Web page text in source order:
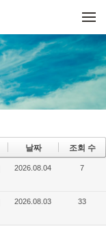
날짜 조회 수
2026.08.04 7
2026.08.03 33